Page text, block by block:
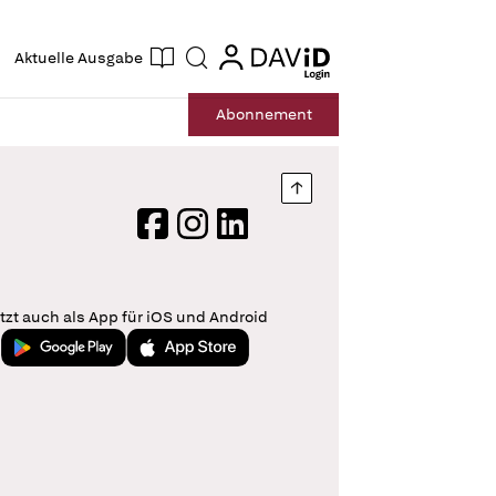
Aktuelle Ausgabe Suche login
login
Abonnement
Nach oben springen
FacebookInstagram
LinkedIn
auch als App für iOS und Android
Jetzt bei Google PlayLaden im App Store